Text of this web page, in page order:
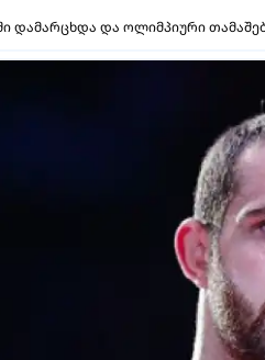
დამარცხდა და ოლიმპიური